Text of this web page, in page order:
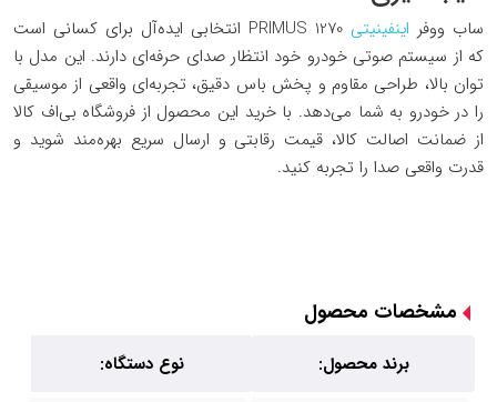
ساب ووفر اینفینیتی
PRIMUS 1270 انتخابی ایده‌آل برای کسانی است
که از سیستم صوتی خودرو خود انتظار صدای حرفه‌ای دارند. این مدل با
توان بالا، طراحی مقاوم و پخش باس دقیق، تجربه‌ای واقعی از موسیقی
را در خودرو به شما می‌دهد. با خرید این محصول از فروشگاهبی‌اف کال
از ضمانت اصالت کالا، قیمت رقابتی و ارسال سریع بهره‌مند شوید و
قدرت واقعی صدا را تجربه کنید.
مشخصات محصول
برند محصول: نوع دستگاه: